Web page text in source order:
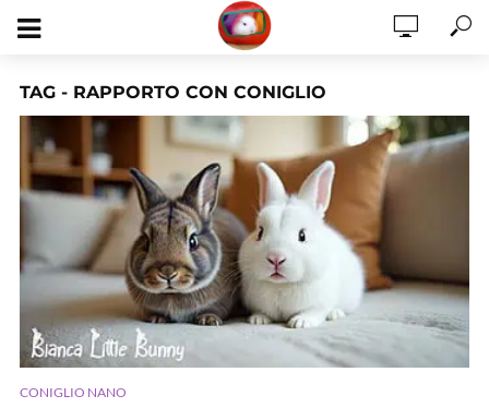
TAG - RAPPORTO CON CONIGLIO
CONIGLIO NANO